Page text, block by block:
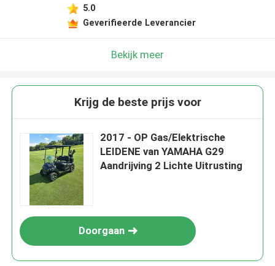
5.0
Geverifieerde Leverancier
Bekijk meer
Krijg de beste prijs voor
2017 - OP Gas/Elektrische
LEIDENE van YAMAHA G29
Aandrijving 2 Lichte Uitrusting
Doorgaan